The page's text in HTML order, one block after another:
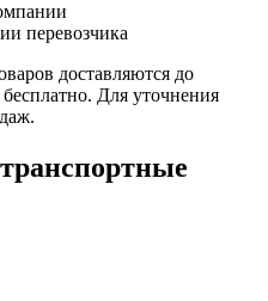
перевозчика
доставляются до
Для уточнения